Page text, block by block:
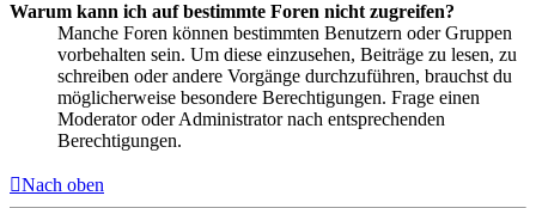
Warum kann ich auf bestimmte Foren nicht zugreifen?
Manche Foren können bestimmten Benutzern oder Gruppen
vorbehalten sein. Um diese einzusehen, Beiträge zu lesen, zu
schreiben oder andere Vorgänge durchzuführen, brauchst du
möglicherweise besondere Berechtigungen. Frage einen
Moderator oder Administrator nach entsprechenden
Berechtigungen.
Nach oben